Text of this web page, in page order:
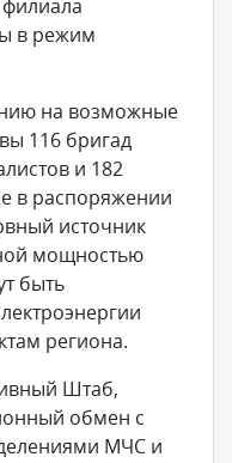
в режим
на возможные
116 бригад
и 182
в распоряжении
источник
мощностью
быть
региона.
Штаб,
обмен с
МЧС и